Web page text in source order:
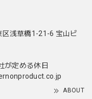
浅草橋1-21-6 宝山ビ
が定める休日
ABOUT